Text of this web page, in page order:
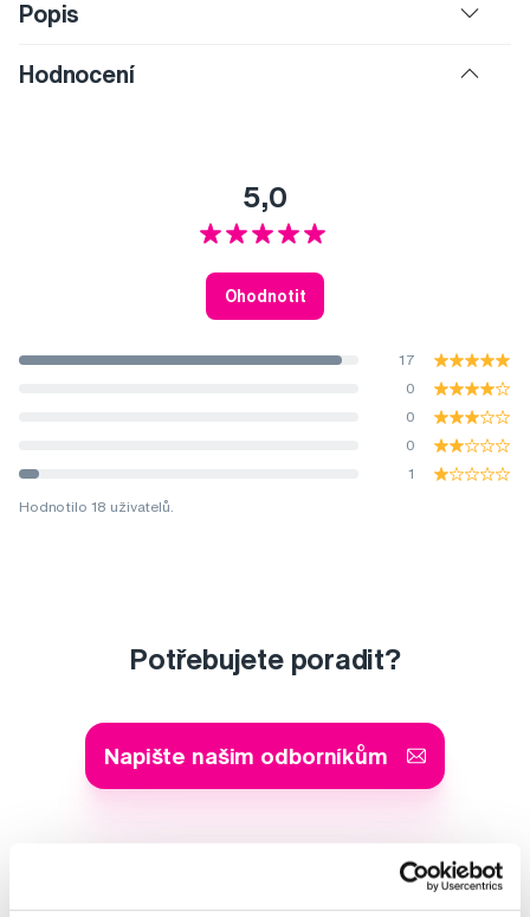
Popis
Hodnocení
5,0
Ohodnotit
17
0
0
0
1
Hodnotilo 18 uživatelů.
Potřebujete poradit?
Napište našim odborníkům
MDDr. Tomáš Pražák